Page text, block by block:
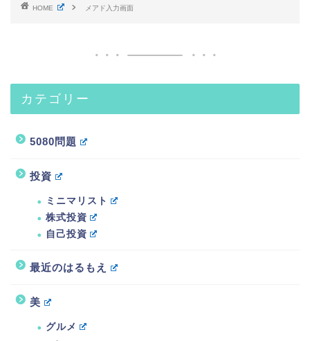
HOME メアド入力画面
カテゴリー
5080問題
投資
ミニマリスト
株式投資
自己投資
最近のはるもえ
美
グルメ